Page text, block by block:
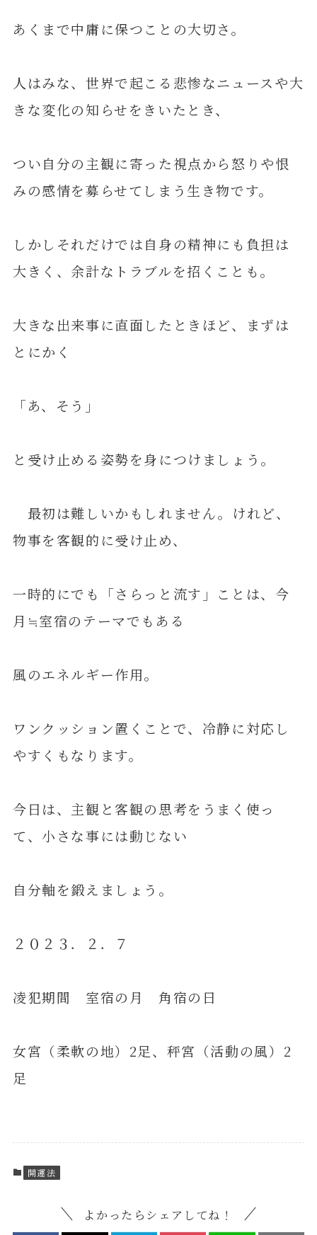
あくまで中庸に保つことの大切さ。
人はみな、世界で起こる悲惨なニュースや大
きな変化の知らせをきいたとき、
つい自分の主観に寄った視点から怒りや恨
みの感情を募らせてしまう生き物です。
しかしそれだけでは自身の精神にも負担は
大きく、余計なトラブルを招くことも。
大きな出来事に直面したときほど、まずは
とにかく
「あ、そう」
と受け止める姿勢を身につけましょう。
最初は難しいかもしれません。けれど、
物事を客観的に受け止め、
一時的にでも「さらっと流す」ことは、今
月≒室宿のテーマでもある
風のエネルギー作用。
ワンクッション置くことで、冷静に対応し
やすくもなります。
今日は、主観と客観の思考をうまく使っ
て、小さな事には動じない
自分軸を鍛えましょう。
２０２３．２．７
凌犯期間 室宿の月 角宿の日
女宮（柔軟の地）2足、秤宮（活動の風）2
足
開運法
よかったらシェアしてね！